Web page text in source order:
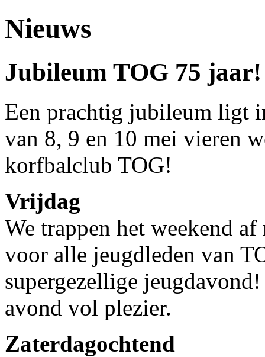
Nieuws
Jubileum TOG 75 jaar!
Een prachtig jubileum ligt
van 8, 9 en 10 mei vieren
korfbalclub TOG!
Vrijdag
We trappen het weekend
voor alle jeugdleden van
supergezellige
avond vol plezier.
Zaterdagochtend